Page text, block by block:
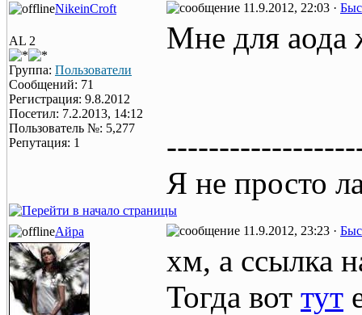
NikeinCroft 11.9.2012, 22:03 ·
AL 2
Группа: Пользователи
Сообщений: 71
Регистрация: 9.8.2012
Посетил: 7.2.2013, 14:12
Пользователь №: 5,277
Репутация: 1
Мне для аода
Я не просто
Айра 11.9.2012, 23:23 ·
хм, а ссылка
Тогда вот тут